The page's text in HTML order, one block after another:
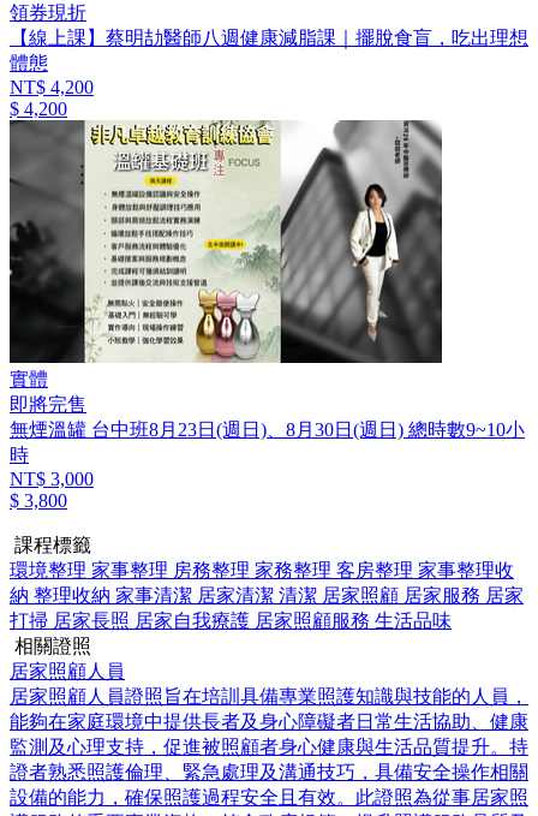
領券現折
【線上課】蔡明劼醫師八週健康減脂課｜擺脫食盲，吃出理想
體態
NT$ 4,200
$ 4,200
實體
即將完售
無煙溫罐 台中班8月23日(週日)、8月30日(週日) 總時數9~10小
時
NT$ 3,000
$ 3,800
課程標籤
環境整理 家事整理 房務整理 家務整理 客房整理 家事整理收
納 整理收納 家事清潔 居家清潔 清潔 居家照顧 居家服務 居家
打掃 居家長照 居家自我療護 居家照顧服務 生活品味
相關證照
居家照顧人員
居家照顧人員證照旨在培訓具備專業照護知識與技能的人員，
能夠在家庭環境中提供長者及身心障礙者日常生活協助、健康
監測及心理支持，促進被照顧者身心健康與生活品質提升。持
證者熟悉照護倫理、緊急處理及溝通技巧，具備安全操作相關
設備的能力，確保照護過程安全且有效。此證照為從事居家照